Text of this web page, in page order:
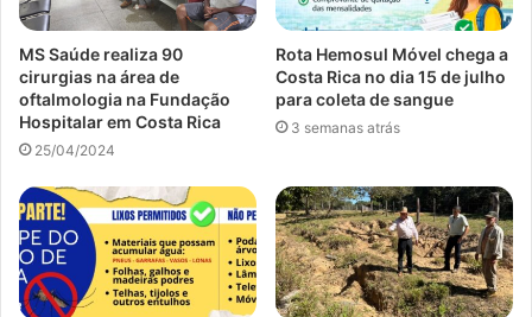
MS Saúde realiza 90
cirurgias na área de
oftalmologia na Fundação
Hospitalar em Costa Rica
25/04/2024
Rota Hemosul Móvel chega a
Costa Rica no dia 15 de julho
para coleta de sangue
3 semanas atrás